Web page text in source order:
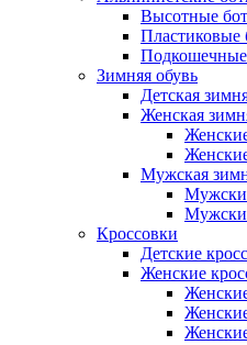
Высотные
Пластиковые
Зимняя обувь
Детская
Женская
Мужская
Кроссовки
Детские
Женские